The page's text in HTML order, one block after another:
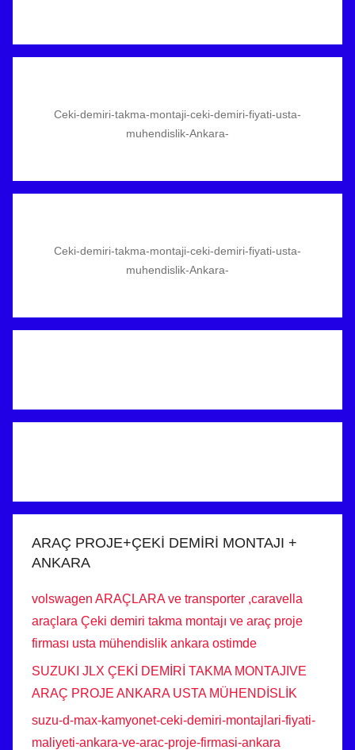
Ceki-demiri-takma-montaji-ceki-demiri-fiyati-usta-
muhendislik-Ankara-
Ceki-demiri-takma-montaji-ceki-demiri-fiyati-usta-
muhendislik-Ankara-
ARAÇ PROJE+ÇEKİ DEMİRİ MONTAJI +
ANKARA
volswagen ARAÇLARA ve transporter ,caravella
araçlara Çeki demiri takma montajı ve araç proje
firması usta mühendislik ankara ostimde
SUZUKI JLX ÇEKİ DEMİRİ TAKMA MONTAJIVE
ARAÇ PROJE ANKARA USTA MÜHENDİSLİK
suzu-d-max-kamyonet-ceki-demiri-montajlari-fiyati-
maliyeti-ankara-ve-arac-proje-firmasi-ankara